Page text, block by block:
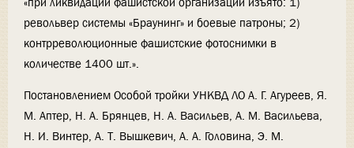
револьвер системы «Браунинг» и боевые патроны; 2)
контрреволюционные фашистские фотоснимки в
количестве 1400 шт.».
Постановлением Особой тройки УНКВД ЛО А. Г. Агуреев, Я.
М. Аптер, Н. А. Брянцев, Н. А. Васильев, А. М. Васильева,
Н. И. Винтер, А. Т. Вышкевич, А. А. Головина, Э. М.